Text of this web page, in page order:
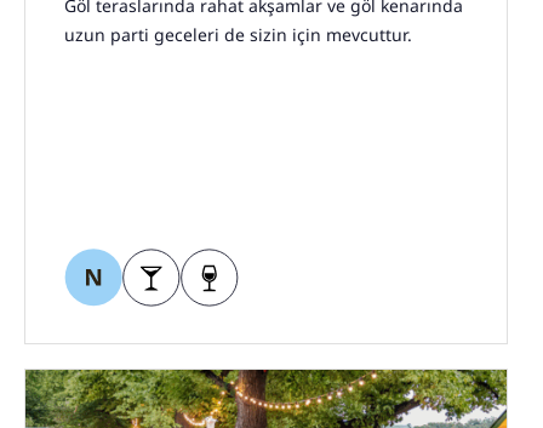
Göl teraslarında rahat akşamlar ve göl kenarında
uzun parti geceleri de sizin için mevcuttur.